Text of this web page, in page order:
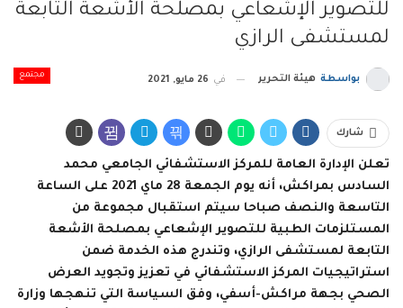
للتصوير الإشعاعي بمصلحة الأشعة التابعة
لمستشفى الرازي
مجتمع بواسطة هيئة التحرير في 26 مايو, 2021
شارك
تعلن الإدارة العامة للمركز الاستشفائي الجامعي محمد
السادس بمراكش، أنه يوم الجمعة 28 ماي 2021 على الساعة
التاسعة والنصف صباحا سيتم استقبال مجموعة من
المستلزمات الطبية للتصوير الإشعاعي بمصلحة الأشعة
التابعة لمستشفى الرازي، وتندرج هذه الخدمة ضمن
استراتيجيات المركز الاستشفائي في تعزيز وتجويد العرض
الصحي بجهة مراكش-أسفي، وفق السياسة التي تنهجها وزارة